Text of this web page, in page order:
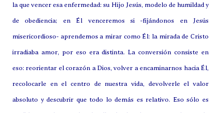
la que vencer esa enfermedad: su Hijo Jesús, modelo de humildad y
de obediencia; en Él venceremos si -fijándonos en Jesús
misericordioso- aprendemos a mirar como Él: la mirada de Cristo
irradiaba amor, por eso era distinta. La conversión consiste en
eso: reorientar el corazón a Dios, volver a encaminarnos hacia Él,
recolocarle en el centro de nuestra vida, devolverle el valor
absoluto y descubrir que todo lo demás es relativo. Eso sólo es